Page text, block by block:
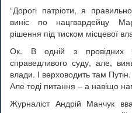
“Дорогі патріоти, я
виніс по нацгвардейцу
рішення під тиском місцевої
Ок. В одній з
справедливого суду, але,
влади. І верховодить там Путін.
Але тоді питання – а навіщо
Журналіст Андрій Манчук